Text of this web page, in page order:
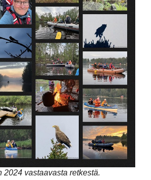
2024 vastaavasta retkestä.